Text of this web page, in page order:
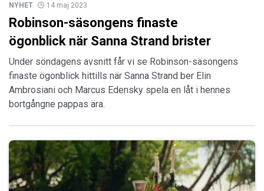
NYHET 14 maj 2023
Robinson-säsongens finaste
ögonblick när Sanna Strand brister
Under söndagens avsnitt får vi se Robinson-säsongens
finaste ögonblick hittills när Sanna Strand ber Elin
Ambrosiani och Marcus Edensky spela en låt i hennes
bortgångne pappas ära.